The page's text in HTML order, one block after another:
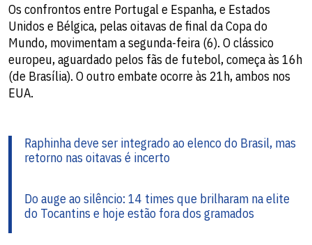
Os confrontos entre Portugal e Espanha, e Estados
Unidos e Bélgica, pelas oitavas de final da Copa do
Mundo, movimentam a segunda-feira (6). O clássico
europeu, aguardado pelos fãs de futebol, começa às 16h
(de Brasília). O outro embate ocorre às 21h, ambos nos
EUA.
Raphinha deve ser integrado ao elenco do Brasil, mas
retorno nas oitavas é incerto
Do auge ao silêncio: 14 times que brilharam na elite
do Tocantins e hoje estão fora dos gramados